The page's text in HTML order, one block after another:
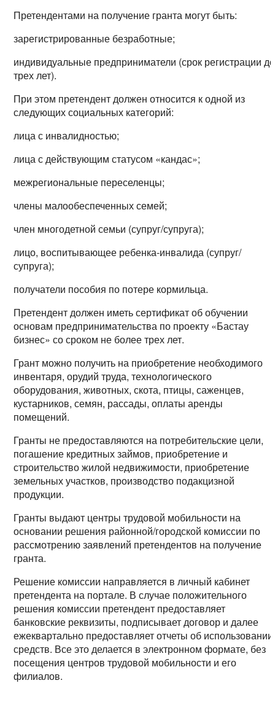
Претендентами на получение гранта могут быть:
зарегистрированные безработные;
индивидуальные предприниматели (срок регистрации до
трех лет).
При этом претендент должен относится к одной из
следующих социальных категорий:
лица с инвалидностью;
лица с действующим статусом «кандас»;
межрегиональные переселенцы;
члены малообеспеченных семей;
член многодетной семьи (супруг/супруга);
лицо, воспитывающее ребенка-инвалида (супруг/
супруга);
получатели пособия по потере кормильца.
Претендент должен иметь сертификат об обучении
основам предпринимательства по проекту «Бастау
бизнес» со сроком не более трех лет.
Грант можно получить на приобретение необходимого
инвентаря, орудий труда, технологического
оборудования, животных, скота, птицы, саженцев,
кустарников, семян, рассады, оплаты аренды
помещений.
Гранты не предоставляются на потребительские цели,
погашение кредитных займов, приобретение и
строительство жилой недвижимости, приобретение
земельных участков, производство подакцизной
продукции.
Гранты выдают центры трудовой мобильности на
основании решения районной/городской комиссии по
рассмотрению заявлений претендентов на получение
гранта.
Решение комиссии направляется в личный кабинет
претендента на портале. В случае положительного
решения комиссии претендент предоставляет
банковские реквизиты, подписывает договор и далее
ежеквартально предоставляет отчеты об использовании
средств. Все это делается в электронном формате, без
посещения центров трудовой мобильности и его
филиалов.